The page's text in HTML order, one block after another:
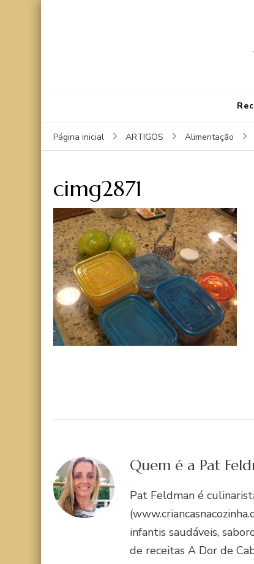
Página inicial ARTIGOS Alimentação
cimg2871
Quem é a Pat
Pat Feldman é
infantis saudáveis,
de receitas A Dor de